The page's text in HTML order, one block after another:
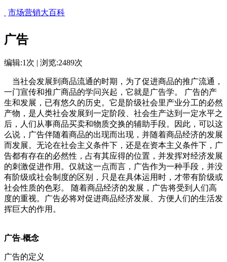
市场营销大百科
广告
编辑:1次 | 浏览:2489次
当社会发展到商品流通的时期，为了促进商品的推广流通，
一门宣传和推广商品的学问兴起，它就是广告学。 广告的产
生和发展，已有悠久的历史。它是阶级社会里产业分工的必然
产物，是人类社会发展到一定阶段、社会生产达到一定水平之
后，人们从事商品买卖和物质交换的辅助手段。因此，可以这
么说，广告伴随着商品的出现而出现，并随着商品经济的发展
而发展。无论在社会主义条件下，还是在资本主义条件下，广
告都有存在的必然性，占有其应得的位置，并发挥对经济发展
的刺激促进作用。仅就这一点而言，广告作为一种手段，并没
有阶级或社会制度的区别，只是在具体运用时，才带有阶级或
社会性质的色彩。 随着商品经济的发展，广告将受到人们高
度的重视。广告必将对促进商品经济发展、方便人们的生活发
挥巨大的作用。
广告-概念
广告的定义